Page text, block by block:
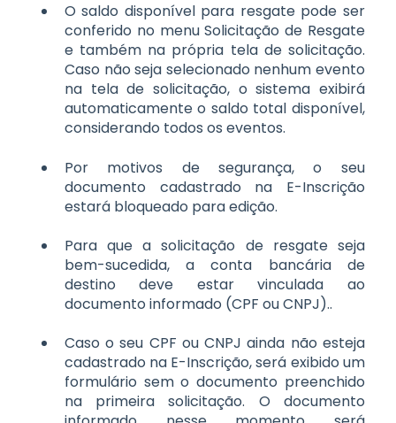
O saldo disponível para resgate pode ser
conferido no menu Solicitação de Resgate
e também na própria tela de solicitação.
Caso não seja selecionado nenhum evento
na tela de solicitação, o sistema exibirá
automaticamente o saldo total disponível,
considerando todos os eventos.
Por motivos de segurança, o seu
documento cadastrado na E-Inscrição
estará bloqueado para edição.
Para que a solicitação de resgate seja
bem-sucedida, a conta bancária de
destino deve estar vinculada ao
documento informado (CPF ou CNPJ)..
Caso o seu CPF ou CNPJ ainda não esteja
cadastrado na E-Inscrição, será exibido um
formulário sem o documento preenchido
na primeira solicitação. O documento